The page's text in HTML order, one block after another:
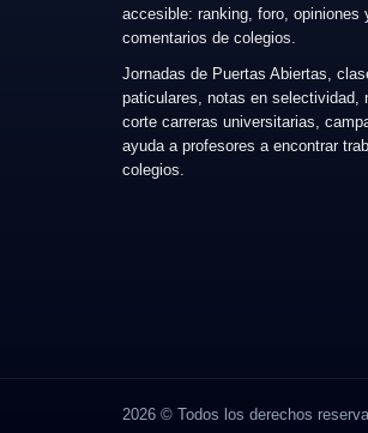
accesible: ranking, foro, opiniones
comentarios de colegios.
Jornadas de Puertas Abiertas,
paticulares, notas en selectividad,
corte carreras universitarias,
ayuda a profesores a encontrar
colegios.
2026 © Todos los derechos